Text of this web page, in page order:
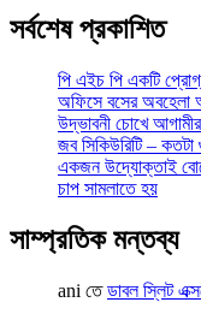
সর্বশেষ প্রকাশিত
পি এইচ পি একটি
অফিসে বসের অবহেলা
উদ্ভাবনী চোখে আগামীর
জব সিকিউরিটি –
একজন উদ্যোক্তাই
চাপ সামলাতে হয়
সাম্প্রতিক মন্তব্য
ani তেডাবল স্লিট